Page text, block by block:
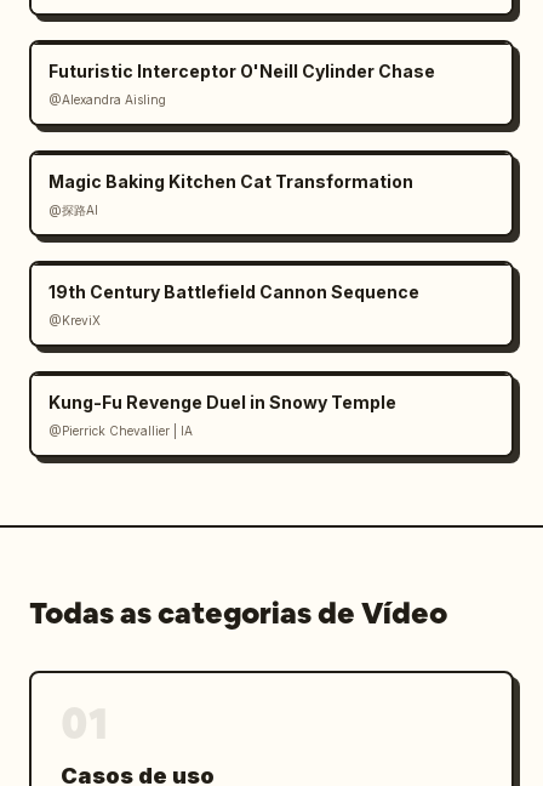
Futuristic Interceptor O'Neill Cylinder Chase
@Alexandra Aisling
Magic Baking Kitchen Cat Transformation
@探路AI
19th Century Battlefield Cannon Sequence
@KreviX
Kung-Fu Revenge Duel in Snowy Temple
@Pierrick Chevallier | IA
Todas as categorias de Vídeo
Casos de uso